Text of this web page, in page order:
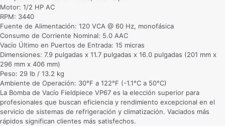
Motor: 1/2 HP AC
RPM: 3440
Fuente de Alimentación: 120 VCA @ 60 Hz, monofásica
Consumo de Corriente Nominal: 5.0 AAC
Vacío Último en Puertos de Entrada: 15 micras
Dimensiones: 7.9 pulgadas x 11.7 pulgadas x 16.0 pulgadas (201 mm x
296 mm x 406 mm)
Peso: 29 lb / 13.2 kg
Ambiente de Operación: 30°F a 122°F (-1.1°C a 50°C)
La Bomba de Vacío Fieldpiece VP67 es la elección superior para
profesionales que buscan eficiencia y rendimiento excepcional en el
servicio de sistemas de refrigeración y climatización. Vaciados más
rápidos significan clientes más satisfechos.